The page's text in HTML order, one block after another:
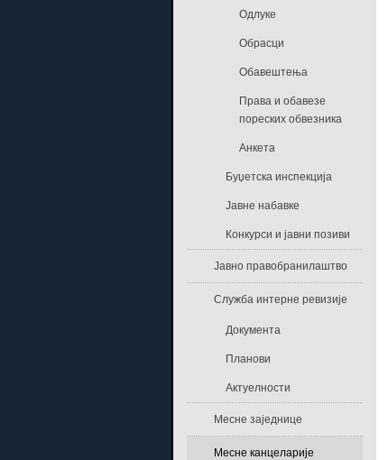
Одлуке
Обрасци
Обавештења
Права и обавезе
пореских обвезника
Анкета
Буџетска инспекција
Јавне набавке
Конкурси и јавни позиви
Јавно правобранилаштво
Служба интерне ревизије
Документа
Планови
Актуелности
Месне заједнице
Месне канцеларије